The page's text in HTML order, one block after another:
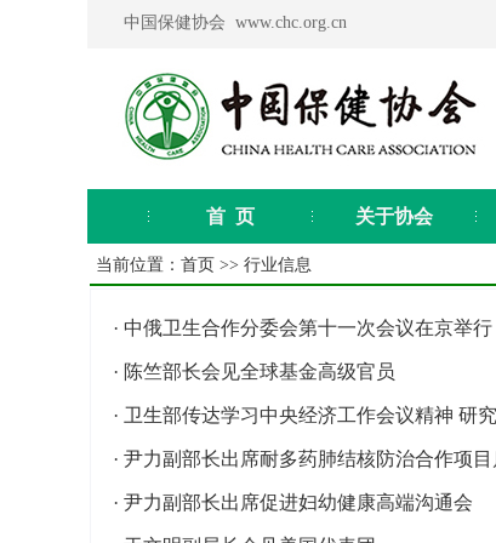
中国保健协会 www.chc.org.cn
首 页 关于协会
当前位置： 首页 >> 行业信息
· 中俄卫生合作分委会第十一次会议在京举行
· 陈竺部长会见全球基金高级官员
· 卫生部传达学习中央经济工作会议精神 研
· 尹力副部长出席耐多药肺结核防治合作项目
· 尹力副部长出席促进妇幼健康高端沟通会